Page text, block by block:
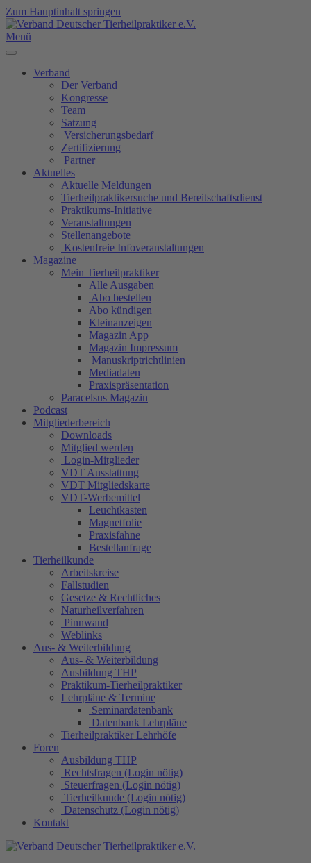
Zum Hauptinhalt springen
Menü
Verband
Der Verband
Kongresse
Team
Satzung
Versicherungsbedarf
Zertifizierung
Partner
Aktuelles
Aktuelle Meldungen
Tierheilpraktikersuche und Bereitschaftsdienst
Praktikums-Initiative
Veranstaltungen
Stellenangebote
Kostenfreie Infoveranstaltungen
Magazine
Mein Tierheilpraktiker
Alle Ausgaben
Abo bestellen
Abo kündigen
Kleinanzeigen
Magazin App
Magazin Impressum
Manuskriptrichtlinien
Mediadaten
Praxispräsentation
Paracelsus Magazin
Podcast
Mitgliederbereich
Downloads
Mitglied werden
Login-Mitglieder
VDT Ausstattung
VDT Mitgliedskarte
VDT-Werbemittel
Leuchtkasten
Magnetfolie
Praxisfahne
Bestellanfrage
Tierheilkunde
Arbeitskreise
Fallstudien
Gesetze & Rechtliches
Naturheilverfahren
Pinnwand
Weblinks
Aus- & Weiterbildung
Aus- & Weiterbildung
Ausbildung THP
Praktikum-Tierheilpraktiker
Lehrpläne & Termine
Seminardatenbank
Datenbank Lehrpläne
Tierheilpraktiker Lehrhöfe
Foren
Ausbildung THP
Rechtsfragen (Login nötig)
Steuerfragen (Login nötig)
Tierheilkunde (Login nötig)
Datenschutz (Login nötig)
Kontakt